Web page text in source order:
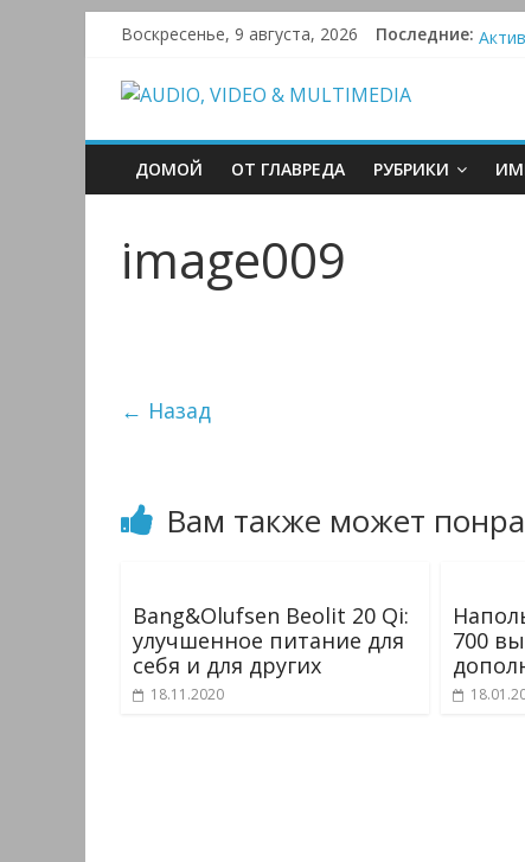
content
Воскресенье, 9 августа, 2026 Последние:
AUDIO,
VIDEO
&
MULTIMEDIA
&
ДОМОЙ ОТ ГЛАВРЕДА РУБРИКИ
image009
← Назад
Вам также может
Bang&Olufsen Beolit 20 Qi:
улучшенное питание для
себя и для других
18.11.2020
700